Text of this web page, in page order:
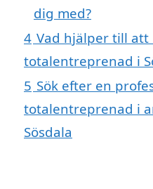
dig med?
4 Vad hjälper till att
totalentreprenad i
5 Sök efter en
totalentreprenad i
Sösdala